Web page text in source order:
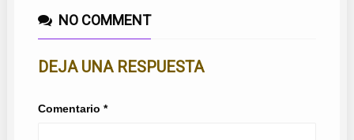
NO COMMENT
DEJA UNA RESPUESTA
Comentario *